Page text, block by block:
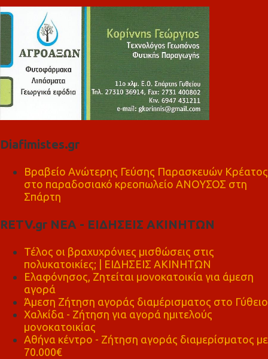
Diafimistes.gr
Βραβείο Ανώτερης Γεύσης Παρασκευών Κρέατος
στο παραδοσιακό κρεοπωλείο ΑΝΟΥΣΟΣ στη
Σπάρτη
RETV.gr ΝΕΑ - ΕΙΔΗΣΕΙΣ ΑΚΙΝΗΤΩΝ
Τέλος οι βραχυχρόνιες μισθώσεις στις
πολυκατοικίες; | ΕΙΔΗΣΕΙΣ ΑΚΙΝΗΤΩΝ
Ελαφόνησος, Ζητείται μονοκατοικία για άμεση
αγορά
Άμεση Ζήτηση αγοράς διαμέρισματος στο Γύθειο
Χαλκίδα - Ζήτηση για αγορά ημιτελούς
μονοκατοικίας
Αθήνα κέντρο - Ζήτηση αγοράς διαμερίσματος με
70.000€